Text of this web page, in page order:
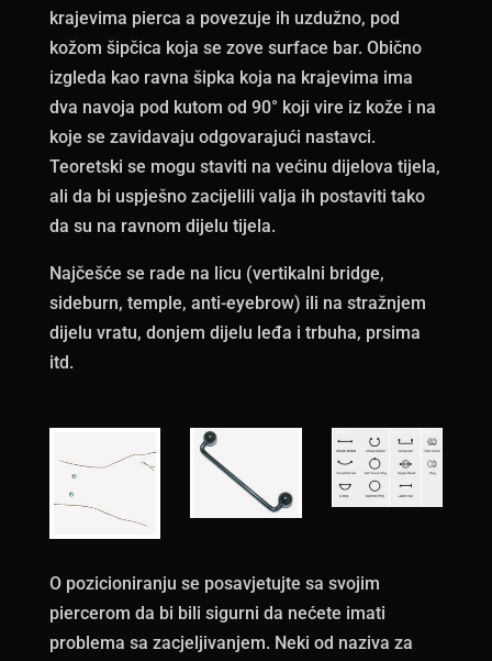
krajevima pierca a povezuje ih uzdužno, pod
kožom šipčica koja se zove surface bar. Obično
izgleda kao ravna šipka koja na krajevima ima
dva navoja pod kutom od 90° koji vire iz kože i na
koje se zavidavaju odgovarajući nastavci.
Teoretski se mogu staviti na većinu dijelova tijela,
ali da bi uspješno zacijelili valja ih postaviti tako
da su na ravnom dijelu tijela.
Najčešće se rade na licu (vertikalni bridge,
sideburn, temple, anti-eyebrow) ili na stražnjem
dijelu vratu, donjem dijelu leđa i trbuha, prsima
itd.
O pozicioniranju se posavjetujte sa svojim
piercerom da bi bili sigurni da nećete imati
problema sa zacjeljivanjem. Neki od naziva za